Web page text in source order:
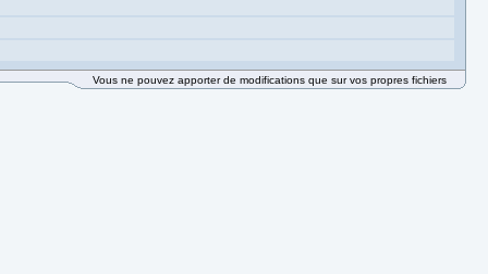
Vous ne pouvez apporter de modifications que sur vos propres fichiers